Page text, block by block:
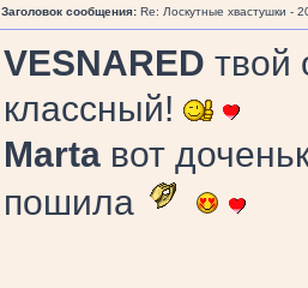
Заголовок сообщения: Re: Лоскутные хвастушки -
VESNARED твой
классный!
Marta вот
пошила